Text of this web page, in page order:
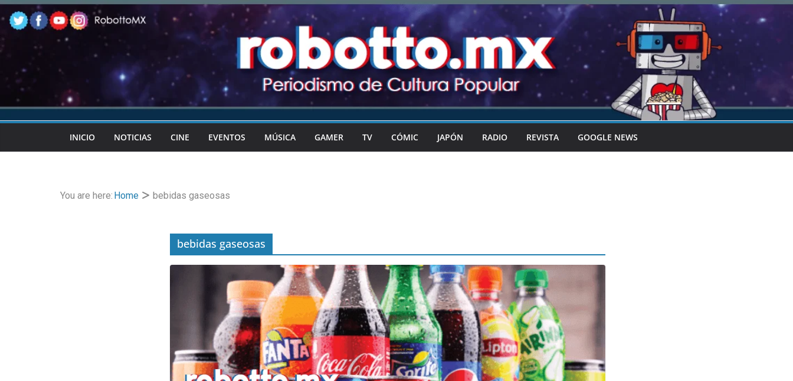
Skip
to
content
INICIO NOTICIAS CINE EVENTOS MÚSICA GAMER TV CÓMIC JAPÓN RADIO REVISTA GOOGLE NEWS
You are here: Home bebidas gaseosas
bebidas gaseosas